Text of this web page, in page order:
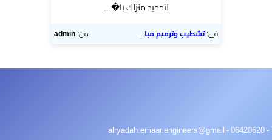
لتجديد منزلك با�...
في:تشطيب وترميم مباني من:admin